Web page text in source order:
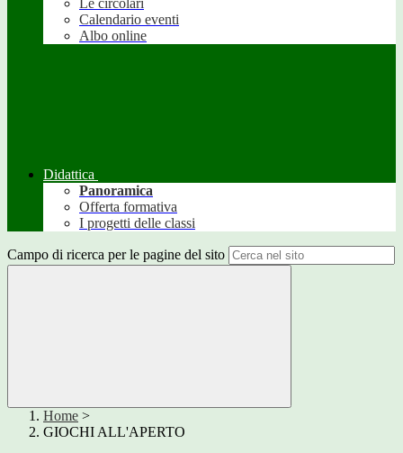
Le circolari
Calendario eventi
Albo online
Didattica
Panoramica
Offerta formativa
I progetti delle classi
Campo di ricerca per le pagine del sito
Home >
GIOCHI ALL'APERTO